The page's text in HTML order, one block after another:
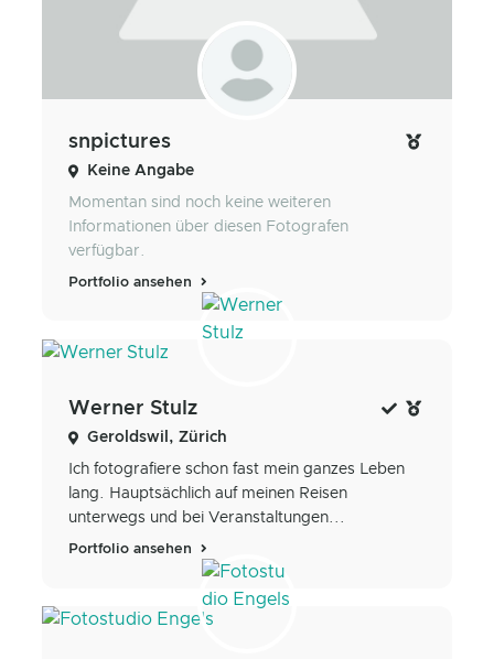
snpictures
Keine Angabe
Momentan sind noch keine weiteren
Informationen über diesen Fotografen
verfügbar.
Portfolio ansehen
Werner Stulz
Geroldswil, Zürich
Ich fotografiere schon fast mein ganzes Leben
lang. Hauptsächlich auf meinen Reisen
unterwegs und bei Veranstaltungen...
Portfolio ansehen